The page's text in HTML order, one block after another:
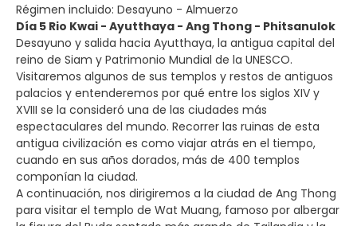
Régimen incluido: Desayuno - Almuerzo
Día 5 Rio Kwai - Ayutthaya - Ang Thong - Phitsanulok
Desayuno y salida hacia Ayutthaya, la antigua capital del
reino de Siam y Patrimonio Mundial de la UNESCO.
Visitaremos algunos de sus templos y restos de antiguos
palacios y entenderemos por qué entre los siglos XIV y
XVIII se la consideró una de las ciudades más
espectaculares del mundo. Recorrer las ruinas de esta
antigua civilización es como viajar atrás en el tiempo,
cuando en sus años dorados, más de 400 templos
componían la ciudad.
A continuación, nos dirigiremos a la ciudad de Ang Thong
para visitar el templo de Wat Muang, famoso por albergar